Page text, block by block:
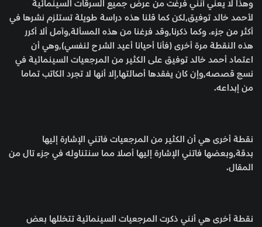
وهذا لا يعني أنني فرغت من عرض جميع السرقات السينمائية
لأحمد خالد توفيق,لكن كما قلنا هذه دراسة طويلة تستلزم نشرها في
أكثر من جزء. وكما ذكرنا,وقد فرغنا من هذه المسألة,وآمل ألا أكرر
هذه النقطة مرة أخرى (فأنا أحيانا أعيد الشرح لنفسي),وهي أن
اعتماد أحمد خالد توفيق على الكثير من المرجعيات السينمائية في
نسج قصصه,وإن كان يفقدها أصالتها,إلا أنها لا تجرد الكاتب تماما
من إبداعه.
نقطة أخرى هي أن الكثير من المرجعيات فاتني الإشارة إليها
بدقة,وبعضها فاتني الإشارة إليها أصلا مما سنتناوله في جزء تال من
المقال.
نقطة أخرى هي أنني ذكرت المرجعيات السينمائية تتخللها بعض